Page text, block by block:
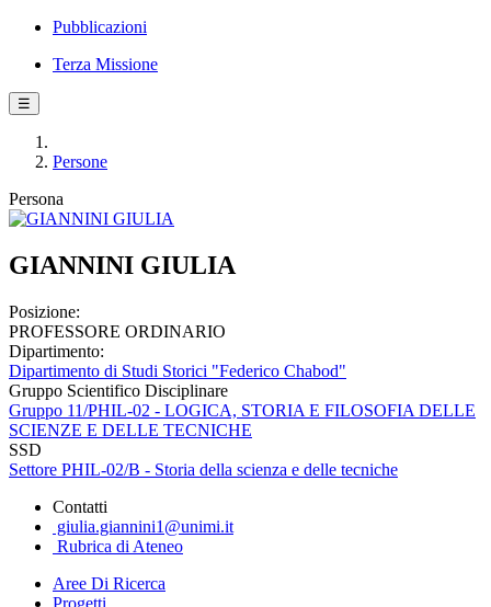
Pubblicazioni
Terza Missione
☰
Persone
Persona
GIANNINI GIULIA
Posizione:
PROFESSORE ORDINARIO
Dipartimento:
Dipartimento di Studi Storici "Federico Chabod"
Gruppo Scientifico Disciplinare
Gruppo 11/PHIL-02 - LOGICA, STORIA E FILOSOFIA DELLE
SCIENZE E DELLE TECNICHE
SSD
Settore PHIL-02/B - Storia della scienza e delle tecniche
Contatti
giulia.giannini1@unimi.it
Rubrica di Ateneo
Aree Di Ricerca
Progetti